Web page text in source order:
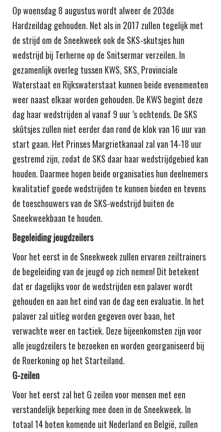
Op woensdag 8 augustus wordt alweer de 203de
Hardzeildag gehouden. Net als in 2017 zullen tegelijk met
de strijd om de Sneekweek ook de SKS-skutsjes hun
wedstrijd bij Terherne op de Snitsermar verzeilen. In
gezamenlijk overleg tussen KWS, SKS, Provinciale
Waterstaat en Rijkswaterstaat kunnen beide evenementen
weer naast elkaar worden gehouden. De KWS begint deze
dag haar wedstrijden al vanaf 9 uur ’s ochtends. De SKS
skûtsjes zullen niet eerder dan rond de klok van 16 uur van
start gaan. Het Prinses Margrietkanaal zal van 14-18 uur
gestremd zijn, zodat de SKS daar haar wedstrijdgebied kan
houden. Daarmee hopen beide organisaties hun deelnemers
kwalitatief goede wedstrijden te kunnen bieden en tevens
de toeschouwers van de SKS-wedstrijd buiten de
Sneekweekbaan te houden.
Begeleiding jeugdzeilers
Voor het eerst in de Sneekweek zullen ervaren zeiltrainers
de begeleiding van de jeugd op zich nemen! Dit betekent
dat er dagelijks voor de wedstrijden een palaver wordt
gehouden en aan het eind van de dag een evaluatie. In het
palaver zal uitleg worden gegeven over baan, het
verwachte weer en tactiek. Deze bijeenkomsten zijn voor
alle jeugdzeilers te bezoeken en worden georganiseerd bij
de Roerkoning op het Starteiland.
G-zeilen
Voor het eerst zal het G zeilen voor mensen met een
verstandelijk beperking mee doen in de Sneekweek. In
totaal 14 boten komende uit Nederland en België, zullen